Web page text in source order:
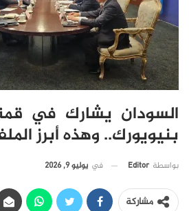
السودان يشارك في
بنيويورك.. وهذه أبرز
بواسطة Editor في يوليو 9, 2026
مشاركة